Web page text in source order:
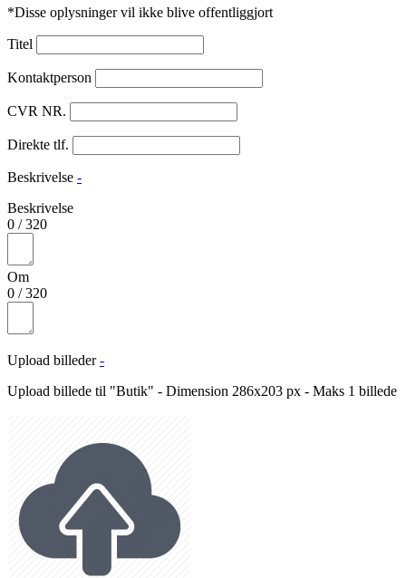
*Disse oplysninger vil ikke blive offentliggjort
Titel
Kontaktperson
CVR NR.
Direkte tlf.
Beskrivelse -
Beskrivelse
0 /320
Om
0 /320
Upload billeder -
Upload billede til "Butik" - Dimension 286x203 px - Maks 1 billede